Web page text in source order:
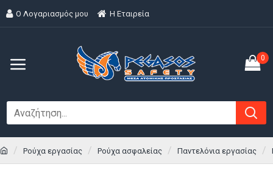
Ο Λογαριασμός μου H Εταιρεία
0
Ρούχα εργασίας Ρούχα ασφαλείας Παντελόνια εργασίας